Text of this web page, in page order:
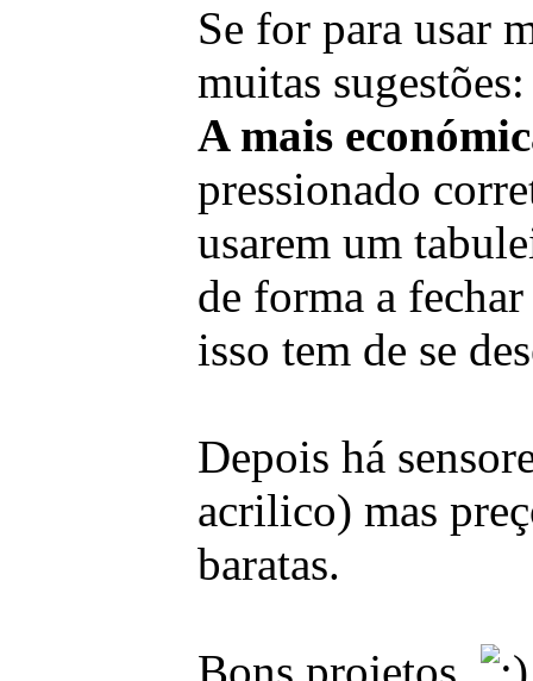
Se for para usar
muitas sugestões:
A mais
pressionado
usarem um
de forma a
isso tem de se
Depois há
acrilico) mas
baratas.